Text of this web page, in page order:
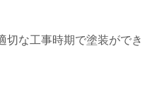
切な工事時期で塗装ができ